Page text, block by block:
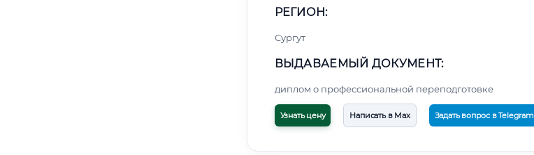
РЕГИОН:
Сургут
ВЫДАВАЕМЫЙ ДОКУМЕНТ:
диплом о профессиональной переподготовке
Узнать цену Написать в Max Задать вопрос в Telegram